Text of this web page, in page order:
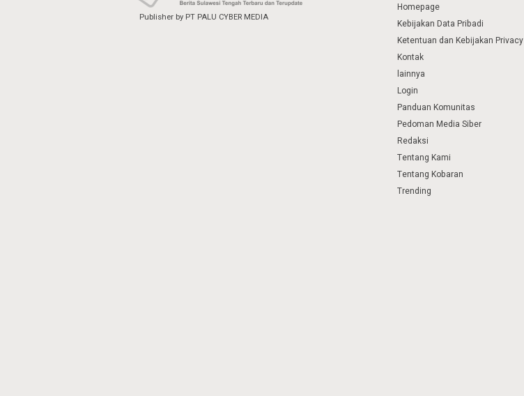
Publisher by PT PALU CYBER MEDIA
Homepage
Kebijakan Data Pribadi
Ketentuan dan Kebijakan Privacy
Kontak
lainnya
Login
Panduan Komunitas
Pedoman Media Siber
Redaksi
Tentang Kami
Tentang Kobaran
Trending